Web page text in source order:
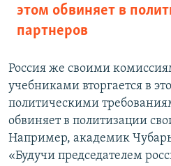
этом обвиняет в
партнеров
Россия же своими
учебниками вторгается в
политическими
обвиняет в политизации
Например, академик
«Будучи председателем